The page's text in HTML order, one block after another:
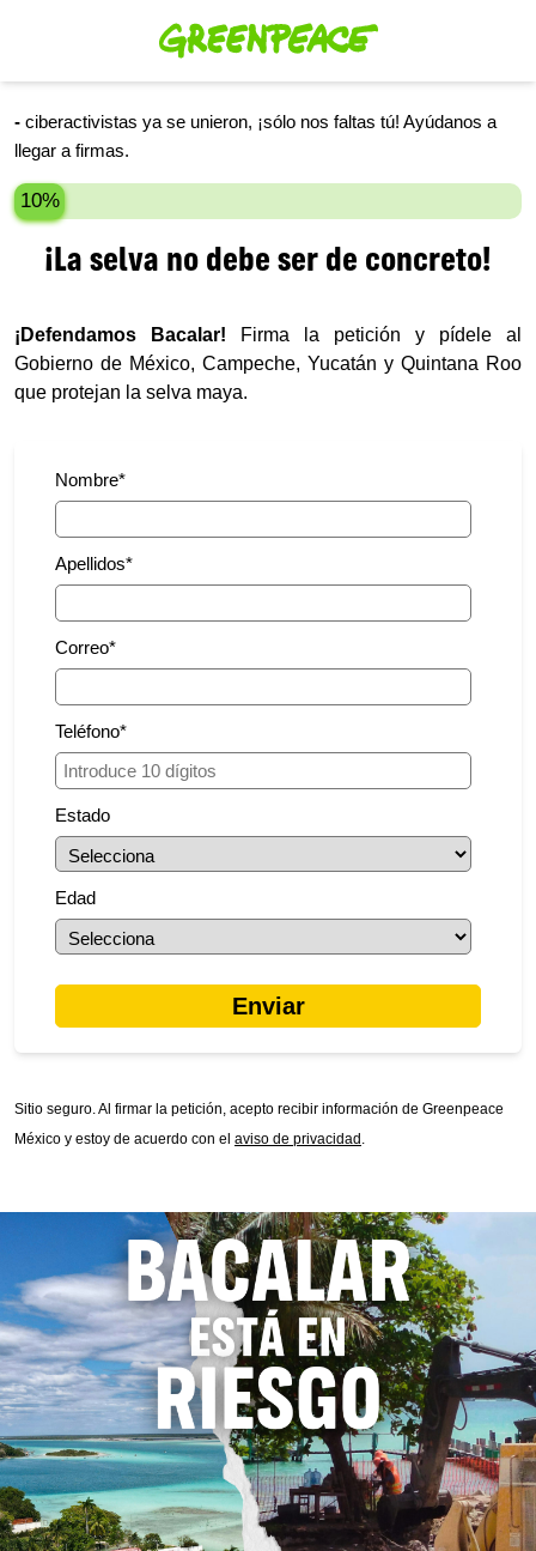
- ciberactivistas ya se unieron, ¡sólo nos faltas tú! Ayúdanos a
llegar a firmas.
10%
¡La selva no debe ser de concreto!
¡Defendamos Bacalar! Firma la petición y pídele al
Gobierno de México, Campeche, Yucatán y Quintana Roo
que protejan la selva maya.
Nombre*
Apellidos*
Correo*
Teléfono*
Estado
Edad
Sitio seguro.Al firmar la petición, acepto recibir información de Greenpeace
México y estoy de acuerdo con el aviso de privacidad .